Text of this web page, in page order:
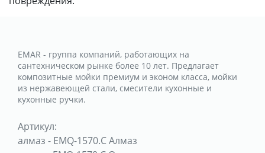
EMAR - группа компаний, работающих на
сантехническом рынке более 10 лет. Предлагает
композитные мойки премиум и эконом класса, мойки
из нержавеющей стали, смесители кухонные и
кухонные ручки.
Артикул:
алмаз - EMQ-1570.C Алмаз